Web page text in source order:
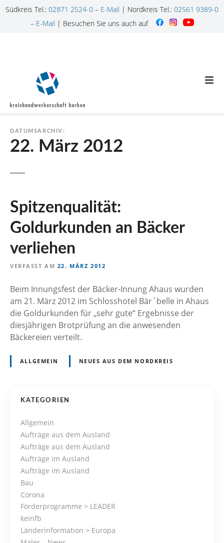
Südkreis Tel.: 02871 2524-0 – E-Mail | Nordkreis Tel.: 02561 9389-0
– E-Mail | Besuchen Sie uns auch auf
DATUMSARCHIV:
22. März 2012
Spitzenqualität:
Goldurkunden an Bäcker
verliehen
VERFASST AM 22. MÄRZ 2012
Beim Innungsfest der Bäcker-Innung Ahaus wurden
am 21. März 2012 im Schlosshotel Bär´belle in Ahaus
die Goldurkunden für „sehr gute“ Ergebnisse der
diesjährigen Brotprüfung an die anwesenden
Bäckereien verteilt.
ALLGEMEIN NEUES AUS DEM NORDKREIS
N
KATEGORIEN
Allgemein
Aufträge aus dem Ausland
Aufträge aus dem Ausland
Aufträge im Ausland
Aufträge im Ausland
Bau
Corona
Förderprogramme > LEADER
keinfb
Länderinformation > Europa